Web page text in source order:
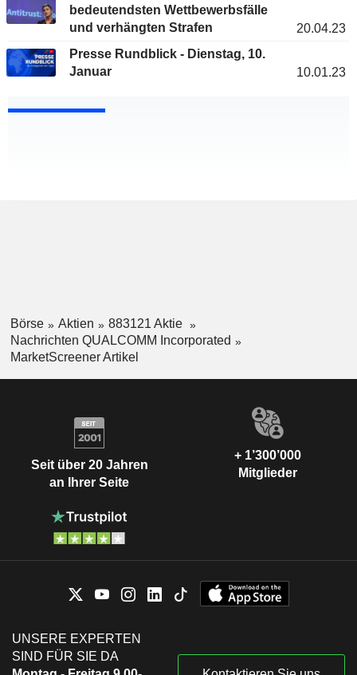
bedeutendsten Wettbewerbsfälle
und verhängten Strafen
20.04.23
Presse Rundblick - Dienstag, 10.
Januar
10.01.23
Börse Aktien
883121 Aktie
Nachrichten QUALCOMM Incorporated
MarketScreener Artikel
Seit über 20 Jahren
an Ihrer Seite
+ 1’300’000
Mitglieder
UNSERE EXPERTEN
SIND FÜR SIE DA